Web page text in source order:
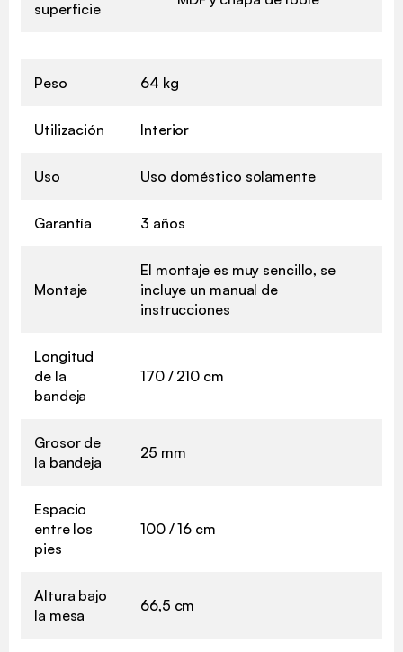
superficie
Peso 64 kg
Utilización Interior
Uso Uso doméstico solamente
Garantía 3 años
Montaje
El montaje es muy sencillo, se
incluye un manual de
instrucciones
Longitud
de la
bandeja
170 / 210 cm
Grosor de
la bandeja
25 mm
Espacio
entre los
pies
100 / 16 cm
Altura bajo
la mesa
66,5 cm